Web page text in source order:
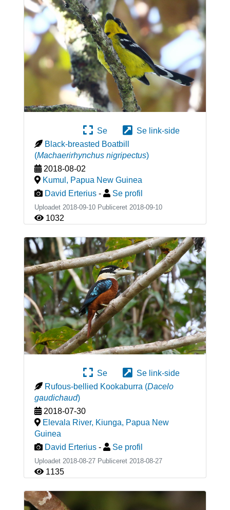
Se
Se link-side
Black-breasted Boatbill
(Machaerirhynchus nigripectus)
2018-08-02
Kumul , Papua New Guinea
David Erterius - Se profil
Uploadet 2018-09-10 Publiceret 2018-09-10
1032
Se
Se link-side
Rufous-bellied Kookaburra (Dacelo
gaudichaud)
2018-07-30
Elevala River, Kiunga, Papua New
Guinea
David Erterius - Se profil
Uploadet 2018-08-27 Publiceret 2018-08-27
1135